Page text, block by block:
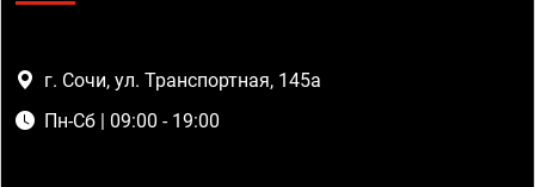
г. Сочи, ул. Транспортная, 145а
Пн-Сб | 09:00 - 19:00